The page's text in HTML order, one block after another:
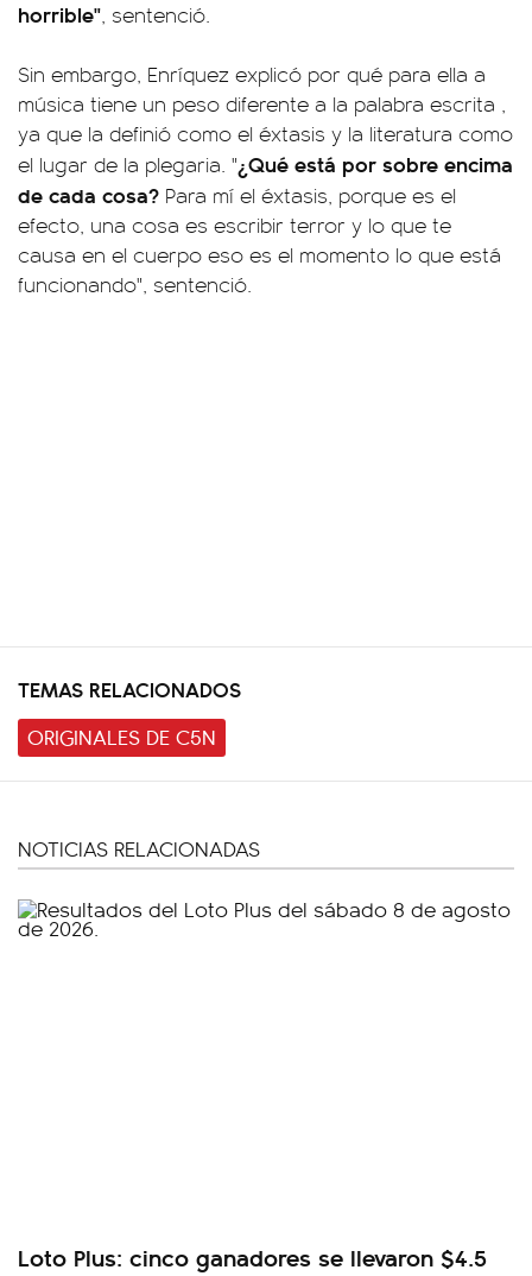
horrible", sentenció.
Sin embargo, Enríquez explicó por qué para ella a
música tiene un peso diferente a la palabra escrita ,
ya que la definió como el éxtasis y la literatura como
el lugar de la plegaria. "¿Qué está por sobre encima
de cada cosa? Para mí el éxtasis, porque es el
efecto, una cosa es escribir terror y lo que te
causa en el cuerpo eso es el momento lo que está
funcionando", sentenció.
TEMAS RELACIONADOS
ORIGINALES DE C5N
NOTICIAS RELACIONADAS
Loto Plus: cinco ganadores se llevaron $4.5